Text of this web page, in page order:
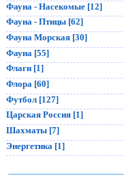
Фауна - Насекомые [12]
Фауна - Птицы [62]
Фауна Морская [30]
Фауна [55]
Флаги [1]
Флора [60]
Футбол [127]
Царская Россия [1]
Шахматы [7]
Энергетика [1]